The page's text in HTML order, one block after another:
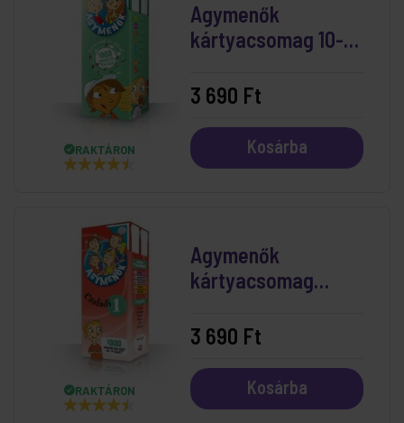
RAKTÁRON
Agymenők
kártyacsomag 10-11
3 690 Ft
Kosárba
RAKTÁRON
Agymenők
kártyacsomag
3 690 Ft
Kosárba